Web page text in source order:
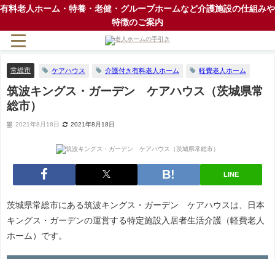
有料老人ホーム・特養・老健・グループホームなど介護施設の仕組みや
特徴のご案内
常総市 ケアハウス 介護付き有料老人ホーム 軽費老人ホーム
筑波キングス・ガーデン ケアハウス（茨城県常
総市）
2021年8月18日 2021年8月18日
LINE
茨城県常総市にある筑波キングス・ガーデン ケアハウスは、日本
キングス・ガーデンの運営する特定施設入居者生活介護（軽費老人
ホーム）です。